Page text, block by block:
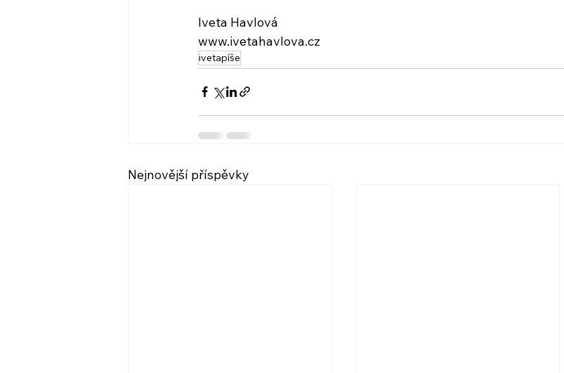
Iveta Havlová
www.ivetahavlova.cz
ivetapíše
Nejnovější příspěvky